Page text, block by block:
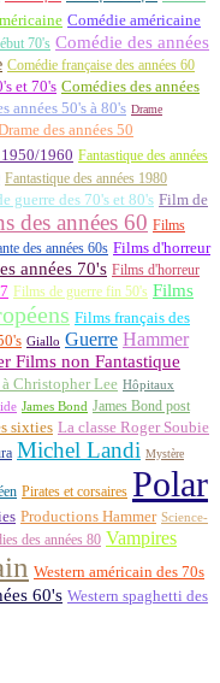
Comédie américaine
70's Comédie des années
Comédie française des années 60
et 70's Comédies des années
années 50's à 80's Drame
des années 50
1950/1960 Fantastique des années
Fantastique des années 1980
guerre des 70's et 80's Film de
des années 60 Films
des années 60s Films d'horreur
années 70's Films d'horreur
Films de guerre fin 50's Films
Films français des
Giallo Guerre Hammer
Films non Fantastique
Christopher Lee Hôpitaux
James Bond James Bond post
sixties La classe Roger Soubie
Michel Landi Mystère
Pirates et corsaires Polar
Productions Hammer Science-
des années 80 Vampires
Western américain des 70s
60's Western spaghetti des